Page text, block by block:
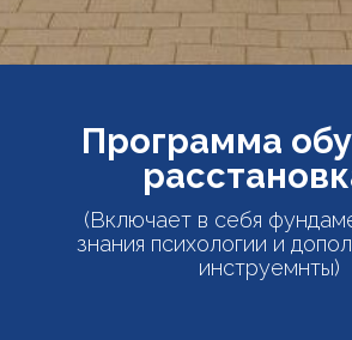
Программа
(Включает в себя
знания психологии и
инструемнты)